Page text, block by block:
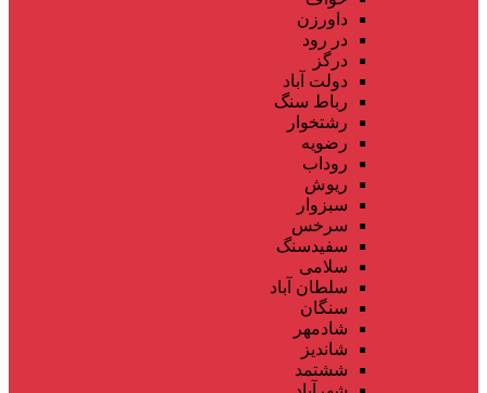
داورزن
در رود
درگز
دولت آباد
رباط سنگ
رشتخوار
رضویه
روداب
ریوش
سبزوار
سرخس
سفیدسنگ
سلامی
سلطان آباد
سنگان
شادمهر
شاندیز
ششتمد